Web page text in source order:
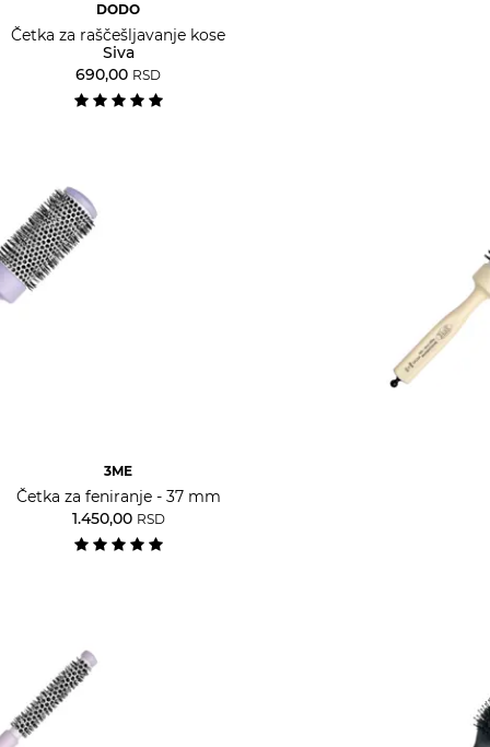
DODO
Četka za raščešljavanje kose
Siva
690,00 RSD
3ME
Četka za feniranje - 37 mm
1.450,00 RSD